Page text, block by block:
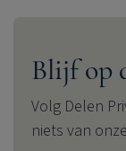
Blijf op
Volg Delen
niets van